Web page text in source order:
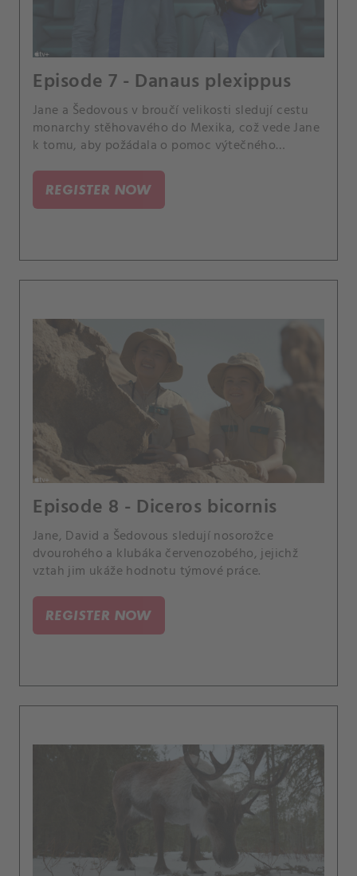
Episode 7 - Danaus plexippus
Jane a Šedovous v broučí velikosti sledují cestu
monarchy stěhovavého do Mexika, což vede Jane
k tomu, aby požádala o pomoc výtečného
REGISTER NOW
Episode 8 - Diceros bicornis
Jane, David a Šedovous sledují nosorožce
dvourohého a klubáka červenozobého, jejichž
vztah jim ukáže hodnotu týmové práce.
REGISTER NOW